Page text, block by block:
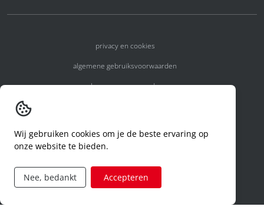
privacy en cookies
algemene gebruiksvoorwaarden
algemene voorwaarden
code of conduct
aanvraag rechten ivm privacy
Wij gebruiken cookies om je de beste ervaring op
onze website te bieden.
Nee, bedankt Accepteren